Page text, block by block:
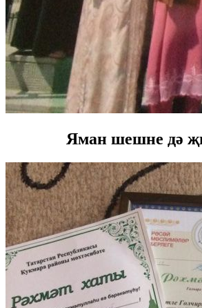
Яман шешне дә